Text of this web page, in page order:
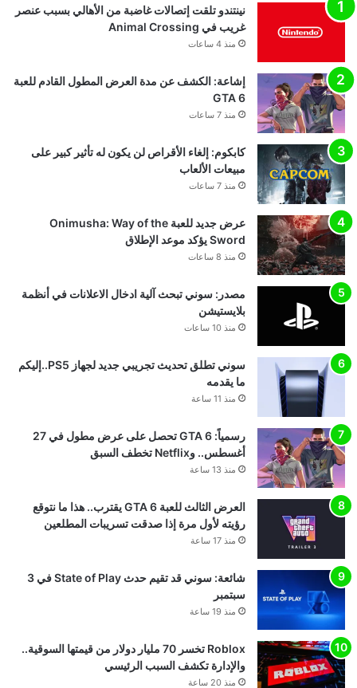
نينتندو تلقت إتصالات غاضبة من الأهالي بسبب عنصر
غريب في Animal Crossing
منذ 4 ساعات
إشاعة: الكشف عن مدة العرض المطول القادم للعبة
GTA 6
منذ 7 ساعات
كابكوم: إلغاء الأقراص لن يكون له تأثير كبير على
مبيعات الألعاب
منذ 7 ساعات
عرض جديد للعبة Onimusha: Way of the
Sword يؤكد موعد الإطلاق
منذ 8 ساعات
مصدر: سوني تبحث آلية ادخال الاعلانات في أنظمة
بلايستيشن
منذ 10 ساعات
سوني تطلق تحديث تجريبي جديد لجهاز PS5..إليكم
ما يقدمه
منذ 11 ساعة
رسمياً: GTA 6 تحصل على عرض مطول في 27
أغسطس.. وNetflix تخطف السبق
منذ 13 ساعة
العرض الثالث للعبة GTA 6 يقترب.. هذا ما نتوقع
رؤيته لأول مرة إذا صدقت تسريبات المطلعين
منذ 17 ساعة
شائعة: سوني قد تقيم حدث State of Play في 3
سبتمبر
منذ 19 ساعة
Roblox تخسر 70 مليار دولار من قيمتها السوقية..
والإدارة تكشف السبب الرئيسي
منذ 20 ساعة